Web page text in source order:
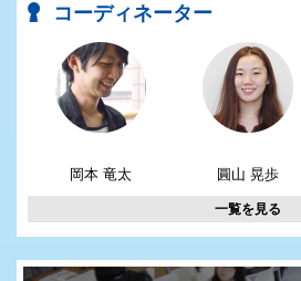
コーディネーター
岡本 竜太 圓山 晃歩
一覧を見る